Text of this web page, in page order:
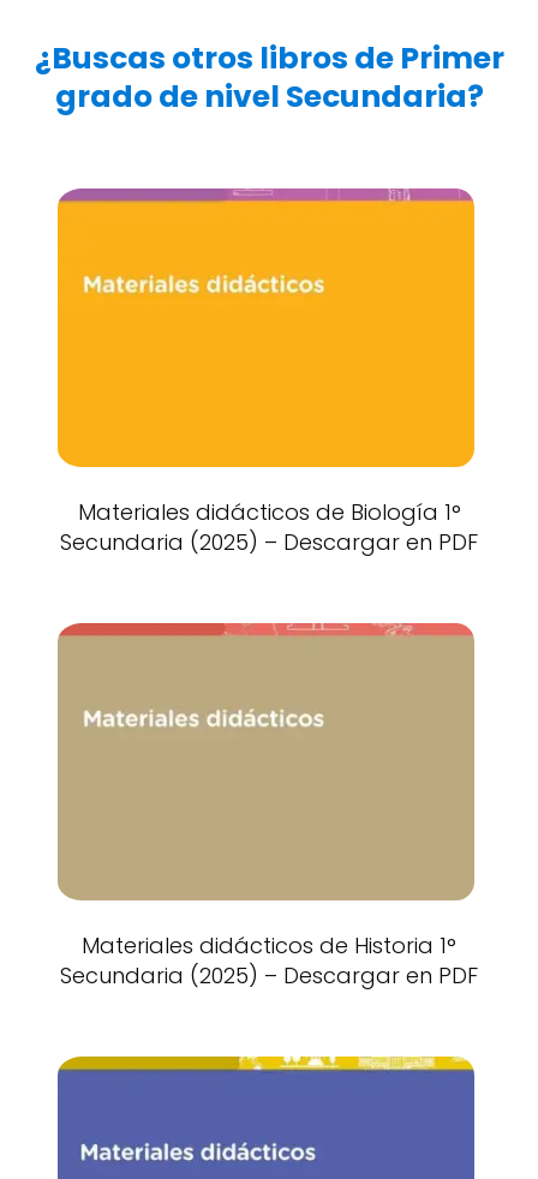
¿Buscas otros libros de Primer
grado de nivel Secundaria?
Materiales didácticos de Biología 1°
Secundaria (2025) – Descargar en PDF
Materiales didácticos de Historia 1°
Secundaria (2025) – Descargar en PDF